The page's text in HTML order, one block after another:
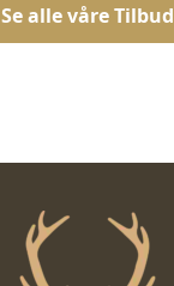
Se alle våre Tilbud